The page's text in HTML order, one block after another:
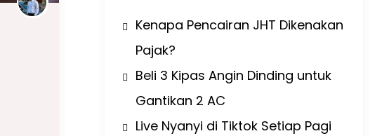
Kenapa Pencairan JHT Dikenakan
Pajak?
Beli 3 Kipas Angin Dinding untuk
Gantikan 2 AC
Live Nyanyi di Tiktok Setiap Pagi